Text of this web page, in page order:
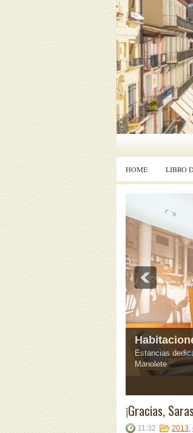
HOME LIBRO
Estancias
Manolete
¡Gracias,
11:32 2013,